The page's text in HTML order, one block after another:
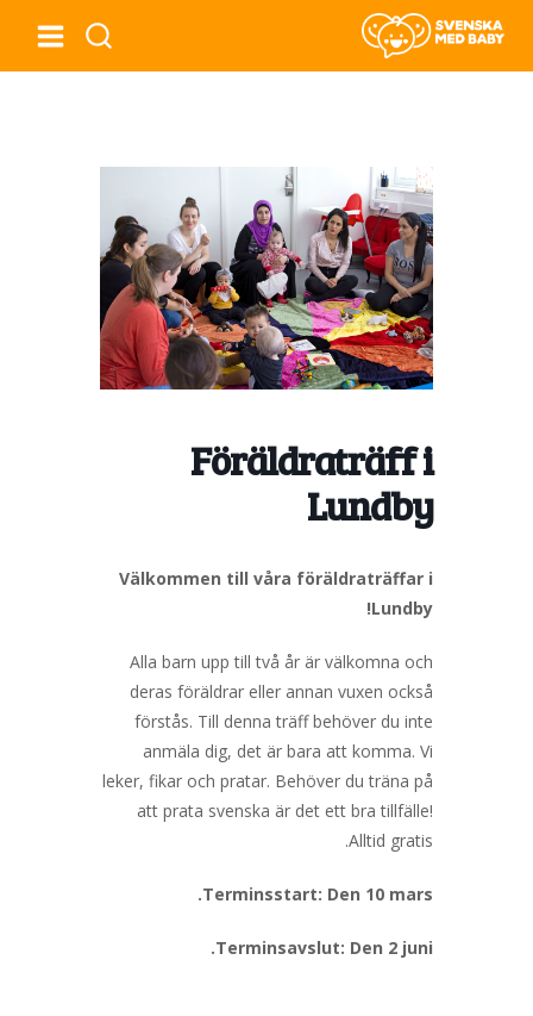
Föräldraträff i
Lundby
Välkommen till våra föräldraträffar i
Lundby!
Alla barn upp till två år är välkomna och
deras föräldrar eller annan vuxen också
förstås. Till denna träff behöver du inte
anmäla dig, det är bara att komma. Vi
leker, fikar och pratar. Behöver du träna på
att prata svenska är det ett bra tillfälle!
Alltid gratis.
Terminsstart: Den 10 mars.
Terminsavslut: Den 2 juni.